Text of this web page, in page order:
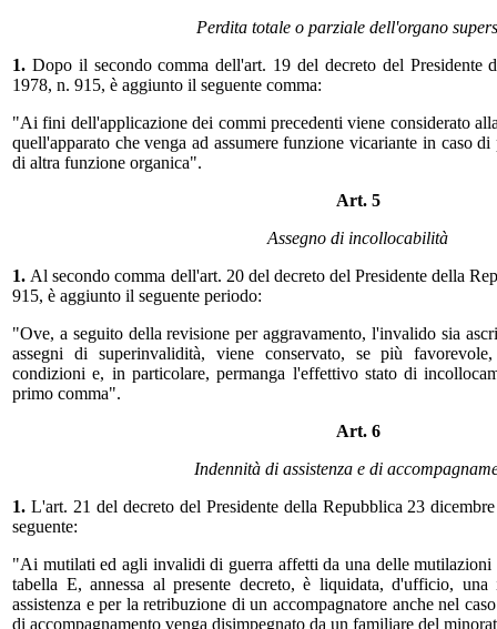
Perdita totale o parziale dell'organo
1. Dopo il secondo comma dell'art. 19 del decreto del Presidente
1978, n. 915, è aggiunto il seguente comma:
"Ai fini dell'applicazione dei commi precedenti viene considerato
quell'apparato che venga ad assumere funzione vicariante in caso di
di altra funzione organica".
Art. 5
Assegno di incollocabilità
1. Al secondo comma dell'art. 20 del decreto del Presidente della
915, è aggiunto il seguente periodo:
"Ove, a seguito della revisione per aggravamento, l'invalido sia
assegni di superinvalidità, viene conservato, se più
condizioni e, in particolare, permanga l'effettivo stato di
primo comma".
Art. 6
Indennità di assistenza e di
1. L'art. 21 del decreto del Presidente della Repubblica 23
seguente:
"Ai mutilati ed agli invalidi di guerra affetti da una delle mutilazioni
tabella E, annessa al presente decreto, è liquidata, d'ufficio,
assistenza e per la retribuzione di un accompagnatore anche nel
di accompagnamento venga disimpegnato da un familiare del